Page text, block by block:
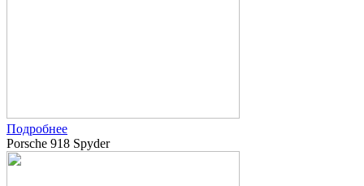
Подробнее
Porsche 918 Spyder